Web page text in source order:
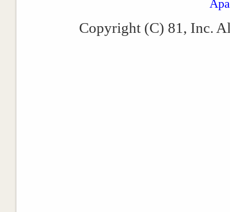
Copyright (C) 81, Inc.